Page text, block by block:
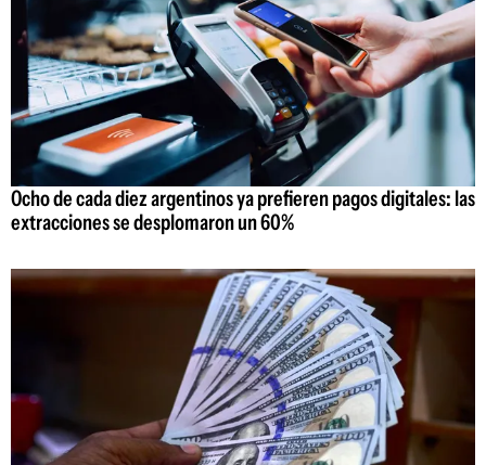
Ocho de cada diez argentinos ya prefieren pagos digitales: las
extracciones se desplomaron un 60%